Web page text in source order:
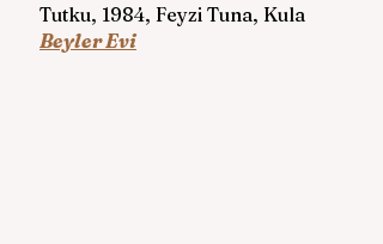
Tutku, 1984, Feyzi Tuna, Kula
Beyler Evi